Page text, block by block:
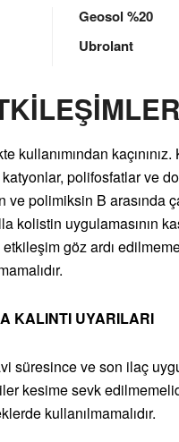
Geosol %20
Ubrolant
polifosfatlar ve
ve polimiksin B arasında
kolistin uygulamasının
göz ardı
KALINTI UYARILARI
süresince ve son ilaç
kesime sevk
kullanılmamalıdır.